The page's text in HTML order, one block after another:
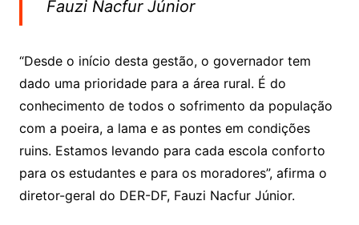
Fauzi Nacfur Júnior
“Desde o início desta gestão, o governador tem
dado uma prioridade para a área rural. É do
conhecimento de todos o sofrimento da população
com a poeira, a lama e as pontes em condições
ruins. Estamos levando para cada escola conforto
para os estudantes e para os moradores”, afirma o
diretor-geral do DER-DF, Fauzi Nacfur Júnior.